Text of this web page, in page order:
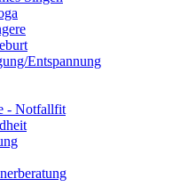
Entspannung
- Notfallfit